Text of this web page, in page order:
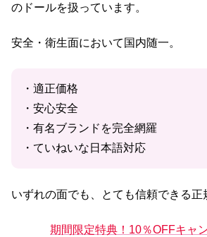
のドールを扱っています。
安全・衛生面において国内随一。
・適正価格
・安心安全
・有名ブランドを完全網羅
・ていねいな日本語対応
いずれの面でも、とても信頼できる正
期間限定特典！10％OFFキャ